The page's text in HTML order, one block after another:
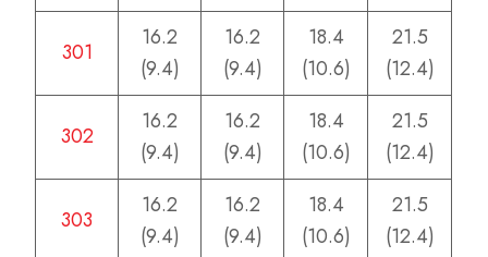
301
16.2
(9.4)
16.2
(9.4)
18.4
(10.6)
21.5
(12.4)
302
16.2
(9.4)
16.2
(9.4)
18.4
(10.6)
21.5
(12.4)
303
16.2
(9.4)
16.2
(9.4)
18.4
(10.6)
21.5
(12.4)